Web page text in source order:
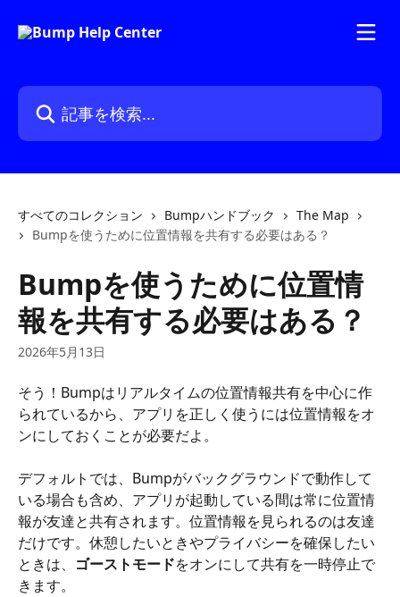
記事を検索...
すべてのコレクション Bumpハンドブック
The Map
Bumpを使うために位置情報を共有する必要はある？
Bumpを使うために位置情
報を共有する必要はある？
2026年5月13日
そう！Bumpはリアルタイムの位置情報共有を中心に作
られているから、アプリを正しく使うには位置情報をオ
ンにしておくことが必要だよ。
デフォルトでは、Bumpがバックグラウンドで動作して
いる場合も含め、アプリが起動している間は常に位置情
報が友達と共有されます。位置情報を見られるのは友達
だけです。休憩したいときやプライバシーを確保したい
ときは、 ゴーストモードをオンにして共有を一時停止で
きます。